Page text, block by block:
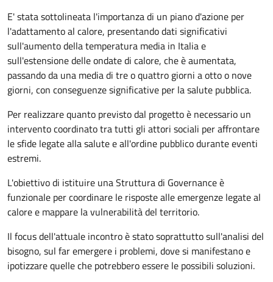
E' stata sottolineata l'importanza di un piano d'azione per
l'adattamento al calore, presentando dati significativi
sull'aumento della temperatura media in Italia e
sull'estensione delle ondate di calore, che è aumentata,
passando da una media di tre o quattro giorni a otto o nove
giorni, con conseguenze significative per la salute pubblica.
Per realizzare quanto previsto dal progetto è necessario un
intervento coordinato tra tutti gli attori sociali per affrontare
le sfide legate alla salute e all'ordine pubblico durante eventi
estremi.
L'obiettivo di istituire una Struttura di Governance è
funzionale per coordinare le risposte alle emergenze legate al
calore e mappare la vulnerabilità del territorio.
Il focus dell'attuale incontro è stato soprattutto sull'analisi del
bisogno, sul far emergere i problemi, dove si manifestano e
ipotizzare quelle che potrebbero essere le possibili soluzioni.